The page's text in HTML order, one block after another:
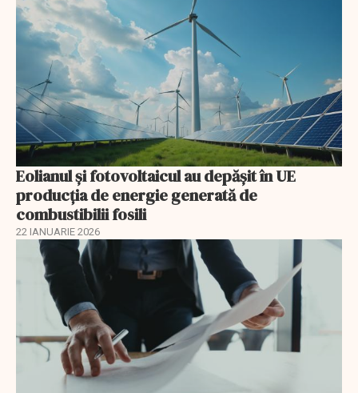
Eolianul și fotovoltaicul au depășit în UE
producția de energie generată de
combustibilii fosili
22 IANUARIE 2026